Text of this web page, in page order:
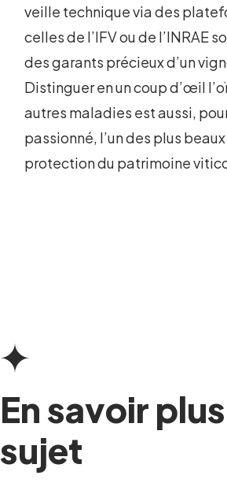
veille technique via des
celles de l’IFV ou de l’INRAE
des garants précieux d’un
Distinguer en un coup d’œil
autres maladies est aussi,
passionné, l’un des plus
protection du patrimoine
En savoir
sujet